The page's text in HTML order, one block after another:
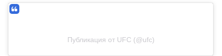
Публикация от UFC (@ufc)